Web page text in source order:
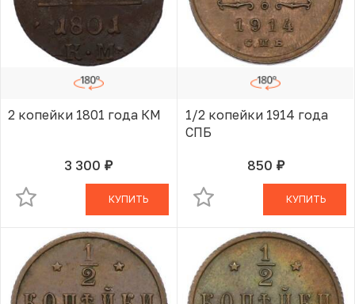
2 копейки 1801 года КМ
3 300 руб.
В КОРЗИНЕ
КУПИТЬ
1/2 копейки 1914 года
СПБ
850 руб.
В КОРЗИНЕ
КУПИТЬ